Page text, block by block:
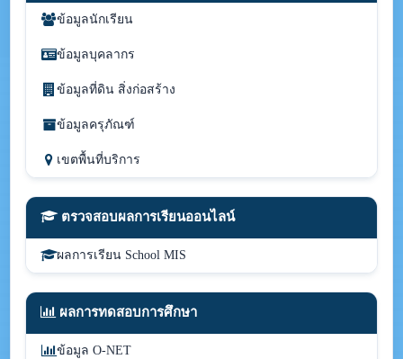
ข้อมูลนักเรียน
ข้อมูลบุคลากร
ข้อมูลที่ดิน สิ่งก่อสร้าง
ข้อมูลครุภัณฑ์
เขตพื้นที่บริการ
ตรวจสอบผลการเรียนออนไลน์
ผลการเรียน School MIS
ผลการทดสอบการศึกษา
ข้อมูล O-NET